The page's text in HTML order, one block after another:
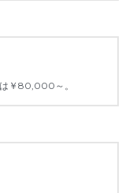
￥80,000～。